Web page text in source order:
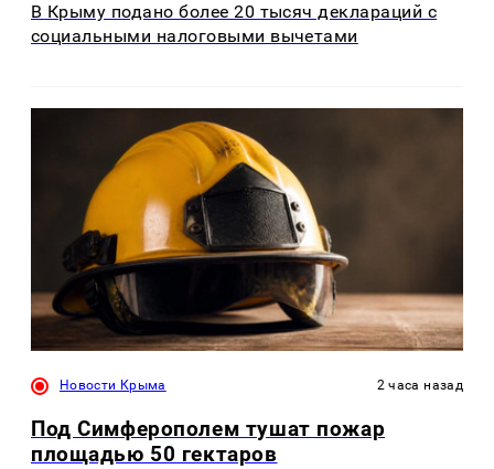
В Крыму подано более 20 тысяч деклараций с
социальными налоговыми вычетами
Новости Крыма 2 часа назад
Под Симферополем тушат пожар
площадью 50 гектаров